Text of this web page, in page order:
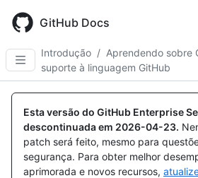
main
content
GitHub Docs
Introdução / Aprendendo sobre
suporte à linguagem GitHub
Esta versão do GitHub Enterprise
descontinuada em 2026-04-23.
patch será feito, mesmo para
segurança. Para obter melhor
aprimorada e novos recursos,